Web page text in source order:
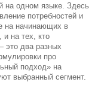
на одном языке. Здесь
потребностей и
на начинающих в
и на тех, кто
это два разных
про
подход» на
выбранный сегмент.